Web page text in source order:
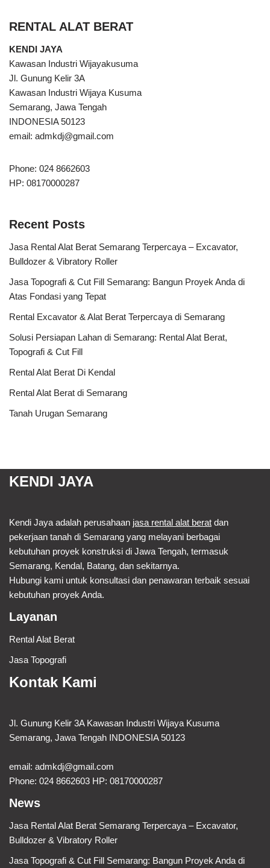
RENTAL ALAT BERAT
KENDI JAYA
Kawasan Industri Wijayakusuma
Jl. Gunung Kelir 3A
Kawasan Industri Wijaya Kusuma
Semarang, Jawa Tengah
INDONESIA 50123
email: admkdj@gmail.com
Phone: 024 8662603
HP: 08170000287
Recent Posts
Jasa Rental Alat Berat Semarang Terpercaya – Excavator,
Bulldozer & Vibratory Roller
Jasa Topografi & Cut Fill Semarang: Bangun Proyek Anda di
Atas Fondasi yang Tepat
Rental Excavator & Alat Berat Terpercaya di Semarang
Solusi Persiapan Lahan di Semarang: Rental Alat Berat,
Topografi & Cut Fill
Rental Alat Berat Di Kendal
Rental Alat Berat di Semarang
Tanah Urugan Semarang
KENDI JAYA
Kendi Jaya adalah perusahaan jasa rental alat berat dan
pekerjaan tanah di Semarang yang melayani berbagai
kebutuhan proyek konstruksi di Jawa Tengah, termasuk
Semarang, Kendal, Batang, dan sekitarnya.
Hubungi kami untuk konsultasi dan penawaran terbaik sesuai
kebutuhan proyek Anda.
Layanan
Rental Alat Berat
Jasa Topografi
Kontak Kami
Jl. Gunung Kelir 3A Kawasan Industri Wijaya Kusuma
Semarang, Jawa Tengah INDONESIA 50123
email: admkdj@gmail.com
Phone: 024 8662603 HP: 08170000287
News
Jasa Rental Alat Berat Semarang Terpercaya – Excavator,
Bulldozer & Vibratory Roller
Jasa Topografi & Cut Fill Semarang: Bangun Proyek Anda di